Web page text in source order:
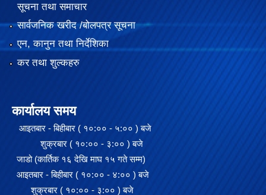
सूचना तथा समाचार
सार्वजनिक खरीद /बोलपत्र सूचना
एन, कानुन तथा निर्देशिका
कर तथा शुल्कहरु
कार्यालय समय
आइतबार - बिहीबार ( १०:०० - ५:०० ) बजे
शुक्रबार ( १०:०० - ३:०० ) बजे
जाडो (कार्तिक १६ देखि माघ १५ गते सम्म)
आइतबार - बिहीबार ( १०:०० - ४:०० ) बजे
शुक्रबार ( १०:०० - ३:०० ) बजे